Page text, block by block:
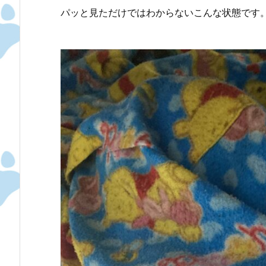
パッと見ただけではわからないこんな状態です